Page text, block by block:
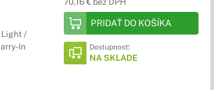
Light /
In
PRIDAŤ DO KOŠÍKA
Dostupnosť:
NA SKLADE